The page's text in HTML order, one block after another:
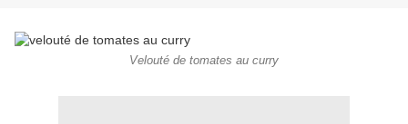
Velouté de tomates au curry